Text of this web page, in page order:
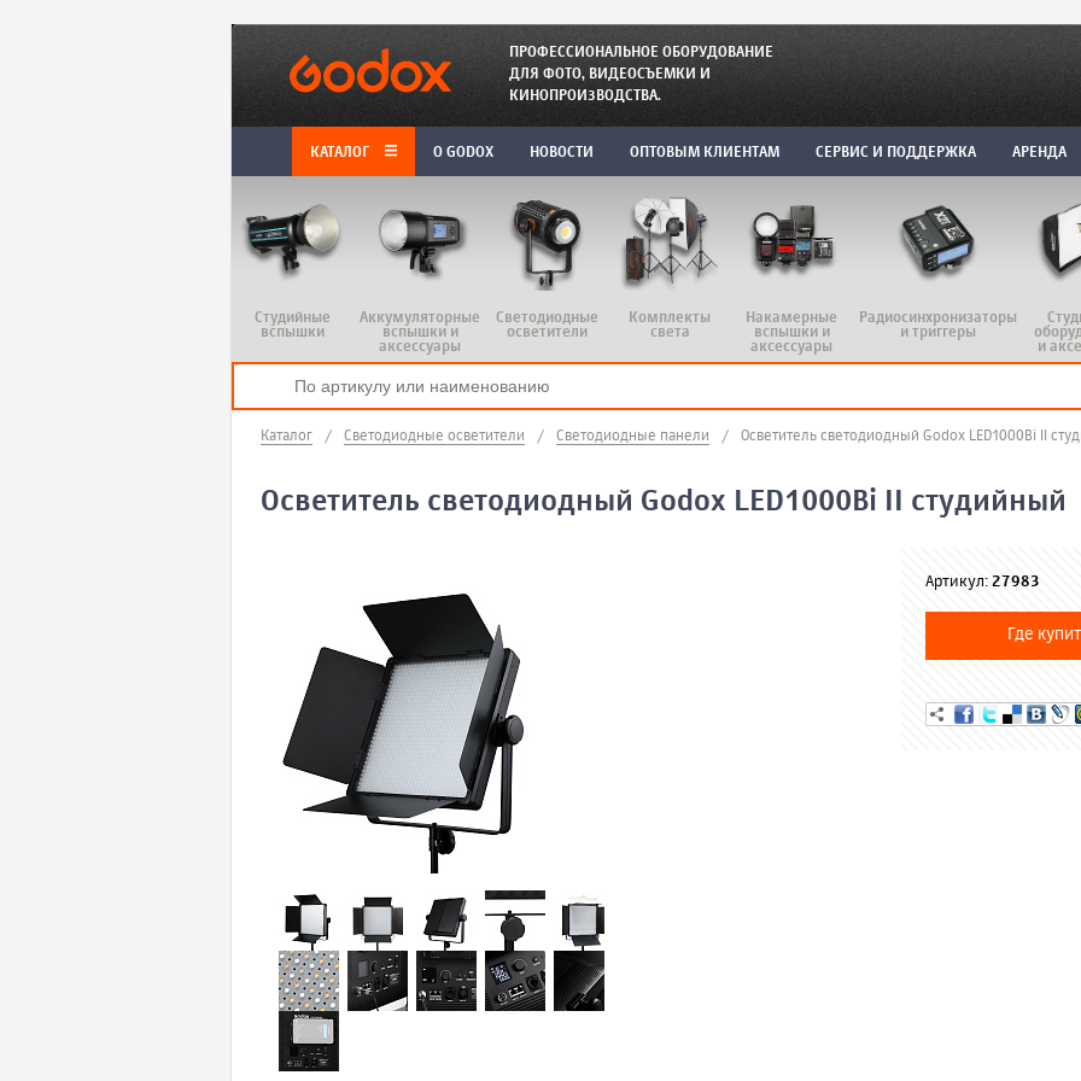
ПРОФЕССИОНАЛЬНОЕ ОБОРУДОВАНИЕ
ДЛЯ ФОТО, ВИДЕОСЪЕМКИ И
КИНОПРОИЗВОДСТВА.
КАТАЛОГ O GODOX НОВОСТИ ОПТОВЫМ КЛИЕНТАМ СЕРВИС И ПОДДЕРЖКА АРЕНДА
Студийные
вспышки
Аккумуляторные
вспышки и
аксессуары
Светодиодные
осветители
Комплекты
света
Накамерные
вспышки и
аксессуары
Радиосинхронизаторы
и триггеры
и
Каталог / Светодиодные осветители / Светодиодные панели / Осветитель светодиодный Godox LED1000Bi II
Осветитель светодиодный Godox LED1000Bi II студийный
Артикул: 27983
Где